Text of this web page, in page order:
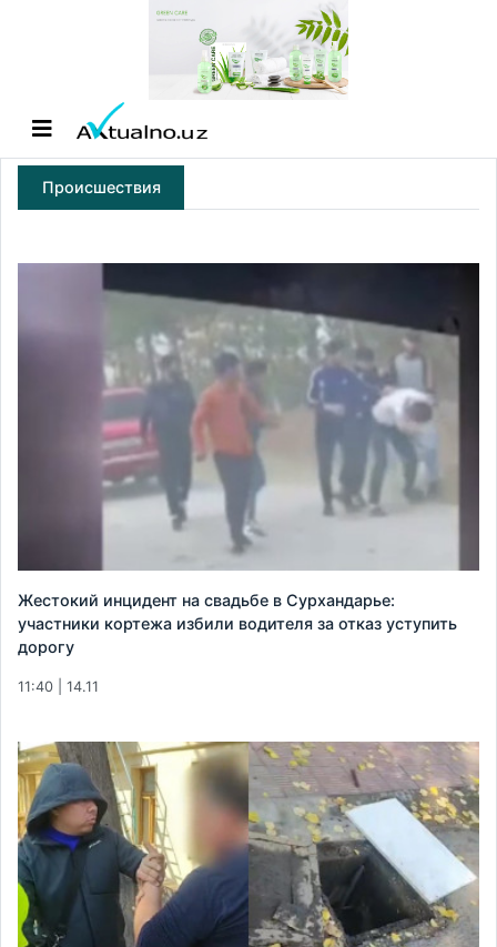
Происшествия
Жестокий инцидент на свадьбе в Сурхандарье:
участники кортежа избили водителя за отказ уступить
дорогу
11:40 | 14.11